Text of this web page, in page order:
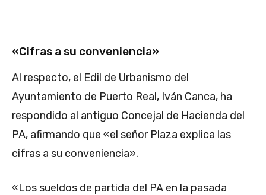
«Cifras a su conveniencia»
Al respecto, el Edil de Urbanismo del
Ayuntamiento de Puerto Real, Iván Canca, ha
respondido al antiguo Concejal de Hacienda del
PA, afirmando que «el señor Plaza explica las
cifras a su conveniencia».
«Los sueldos de partida del PA en la pasada